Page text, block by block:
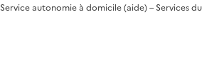
Service autonomie à domicile (aide) – Services du